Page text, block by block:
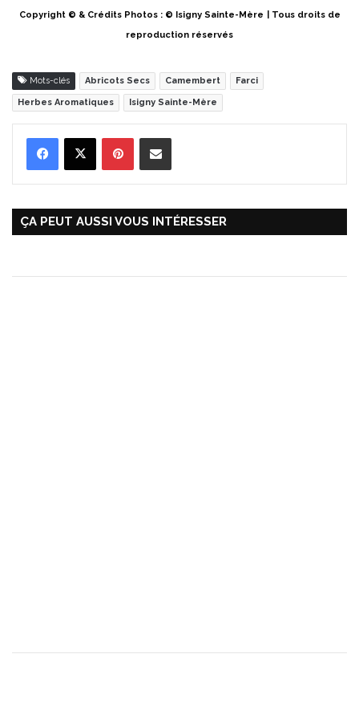
Copyright © & Crédits Photos : © Isigny Sainte-Mère
| Tous droits de
reproduction réservés
Mots-clés Abricots Secs Camembert Farci
Herbes Aromatiques Isigny Sainte-Mère
ÇA PEUT AUSSI VOUS INTÉRESSER